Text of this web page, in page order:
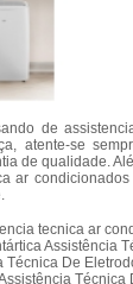
de
atente-se
de qualidade.
ar
tecnica ar
Assistência
Técnica De
Técnica